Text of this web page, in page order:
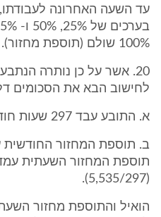
עד השעה האחרונה
100% שולם (תוספת מחזור).
20. אשר על כן נותרה
לחישוב הבא את הסכומים
א. התובע עבד 297 שעות חודשיות.
(5,535/297).
הואיל והתוספת מחזור